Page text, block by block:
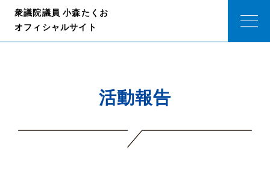
衆議院議員 小森たくお
オフィシャルサイト
活動報告